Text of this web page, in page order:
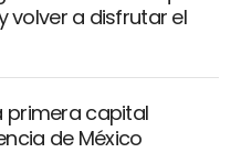
volver a disfrutar el
primera capital
de México